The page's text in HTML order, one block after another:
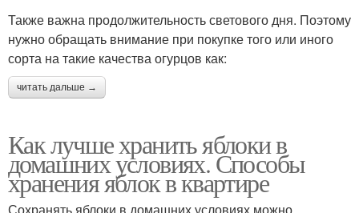
Также важна продолжительность светового дня. Поэтому
нужно обращать внимание при покупке того или иного
сорта на такие качества огурцов как:
читать дальше →
Как лучше хранить яблоки в
домашних условиях. Способы
хранения яблок в квартире